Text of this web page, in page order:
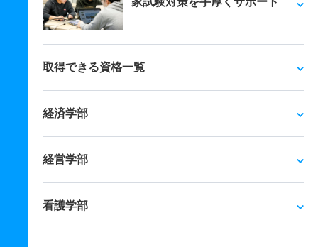
取得できる資格一覧
経済学部
経営学部
看護学部